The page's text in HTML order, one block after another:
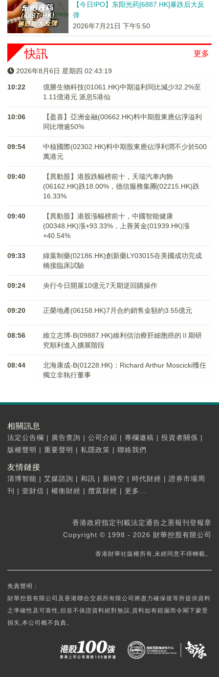
【今日IPO】东阳光药[6887.HK]暴跌后大反
弹
2026年7月21日 下午5:50
更多
快訊
2026年8月6日 星期四 02:43:19
10:22
億勝生物科技(01061.HK)中期溢利同比減少32.2%至
1.11億港元 派息5港仙
10:06
【盈喜】亞洲金融(00662.HK)料中期股東應佔淨溢利
同比增逾50%
09:54
中核國際(02302.HK)料中期股東應佔淨利潤不少於500
萬港元
09:40
【異動股】港股跌幅榜前十，天瑞汽車内飾
(06162.HK)跌18.00%，德信服務集團(02215.HK)跌
16.33%
09:40
【異動股】港股漲幅榜前十，中國智能健康
(00348.HK)漲+93.33%，上善黃金(01939.HK)漲
+40.54%
09:33
綠葉制藥(02186.HK)創新藥LY03015在美國成功完成
橋接臨床試驗
09:24 央行今日開展10億元7天期逆回購操作
09:20 正榮地產(06158.HK)7月合約銷售金額約3.55億元
08:56
維立志博-B(09887.HK)維利信治療肝細胞癌的Ⅱ期研
究順利進入擴展階段
08:44
北海康成-B(01228.HK)：Richard Arthur Moscicki獲任
獨立非執行董事
相關訊息
法定公告欄 | 廣告查詢 | 公司介紹 | 專欄邀稿 | 投資者關係 |
版權聲明 | 重要聲明 | 私隱政策 | 聯絡我們
友情鏈接
清博智能 | 艾媒諮詢 | 和訊 | 新時空 | 時代財經 | 證券市場周
刊
| 壹財信 | 權衡財經 | 攬富財經 | 更多...
香港政府指定刊載法定通告之憲報刊登報章
Copyright © 1998 - 2026 財華控股有限公司
香港財華社版權所有,未經同意不得轉載。
免責聲明：
財華控股有限公司及香港聯合交易所有限公司將盡力確保彼等所提供資料
之準確性及可靠性,但並不保證資料絕對無誤,資料如有錯漏而令閣下蒙受
損失,本公司概不負責。